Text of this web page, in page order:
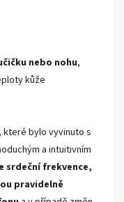
nebo nohu,
kůže
které bylo vyvinuto s
a intuitivním
srdeční frekvence,
pravidelně